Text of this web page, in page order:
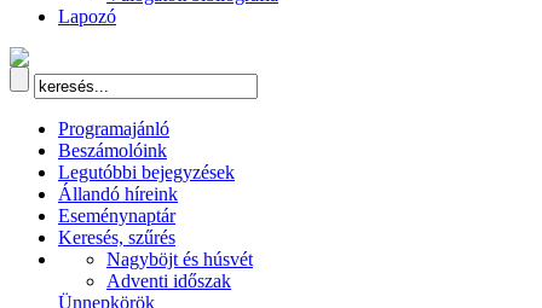
Lapozó
Programajánló
Beszámolóink
Legutóbbi bejegyzések
Állandó híreink
Eseménynaptár
Keresés, szűrés
Nagyböjt és húsvét
Adventi időszak
Ünnepkörök